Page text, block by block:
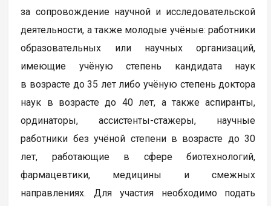
за сопровождение научной и исследовательской
деятельности, а также молодые учёные: работники
образовательных или научных организаций,
имеющие учёную степень кандидата наук
в возрасте до 35 лет либо учёную степень доктора
наук в возрасте до 40 лет, а также аспиранты,
ординаторы, ассистенты-стажеры, научные
работники без учёной степени в возрасте до 30
лет, работающие в сфере биотехнологий,
фармацевтики, медицины и смежных
направлениях. Для участия необходимо подать